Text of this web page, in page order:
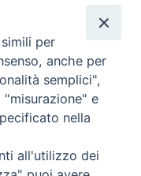
32036
per
anche per
semplici",
e
nella
all'utilizzo dei